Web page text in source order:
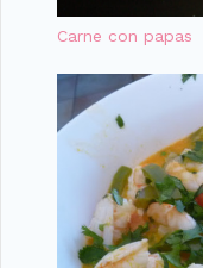
Carne con papas